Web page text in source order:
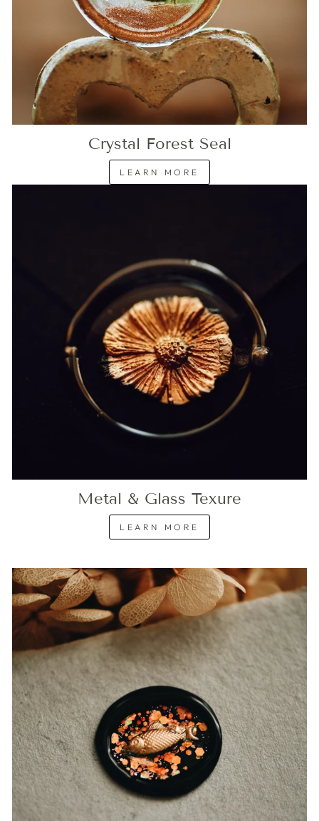
Crystal Forest Seal
LEARN MORE
Metal & Glass Texure
LEARN MORE